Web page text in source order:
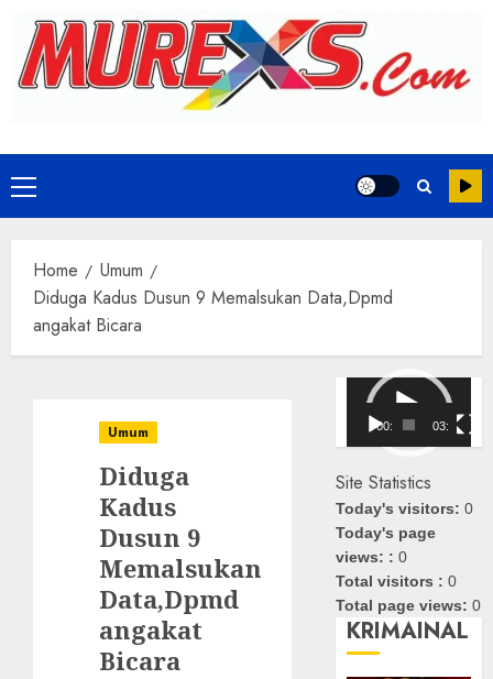
Primary
Menu
Home
Umum
Diduga Kadus Dusun 9 Memalsukan Data,Dpmd
angakat Bicara
Umum
Diduga
Kadus
Dusun 9
Memalsukan
Data,Dpmd
angakat
Bicara
Pemutar
Video
00:00 03:08
Site Statistics
Today's visitors:0
Today's page
views: :0
Total visitors :0
Total page views:0
KRIMAINAL